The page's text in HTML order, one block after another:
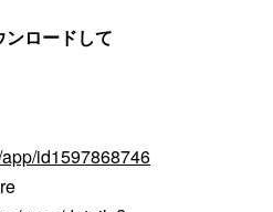
ンロードして
id1597868746